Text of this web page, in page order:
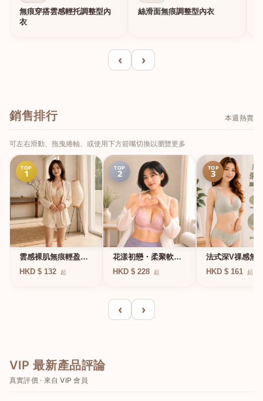
無痕穿搭雲感輕托調整型內
衣
絲滑面無痕調整型內衣
‹ ›
銷售排行 本週熱賣
可左右滑動、拖曳捲軸、或使用下方箭嘴切換以瀏覽更多
TOP
1
雲感裸肌無痕輕盈無
鋼圈內衣
HKD $ 132 起
TOP
2
花漾初戀・柔聚軟鋼
圈蕾絲內衣
HKD $ 228 起
TOP
3
法式深V祼感無
凍軟支撐條無鋼
HKD $ 161 起
‹ ›
VIP 最新產品評論
真實評價 · 來自 VIP 會員